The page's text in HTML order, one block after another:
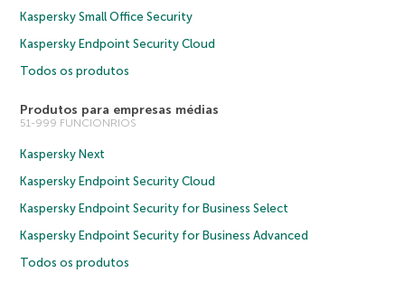
Kaspersky Small Office Security
Kaspersky Endpoint Security Cloud
Todos os produtos
Produtos para empresas médias
51-999 FUNCIONRIOS
Kaspersky Next
Kaspersky Endpoint Security Cloud
Kaspersky Endpoint Security for Business Select
Kaspersky Endpoint Security for Business Advanced
Todos os produtos